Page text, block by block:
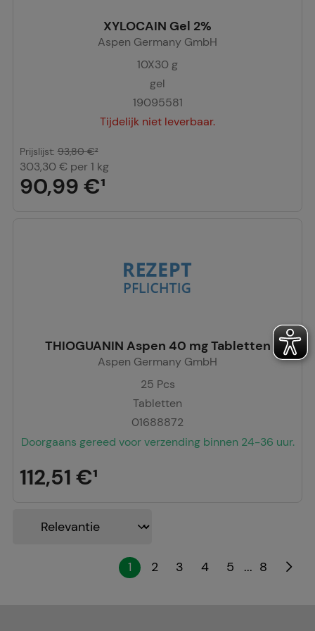
XYLOCAIN Gel 2%
Aspen Germany GmbH
10X30 g
gel
19095581
Tijdelijk niet leverbaar.
90,99 €¹
Prijslijst: 93,80 €²
303,30 € per 1 kg
THIOGUANIN Aspen 40 mg Tabletten
Aspen Germany GmbH
25 Pcs
Tabletten
01688872
Doorgaans gereed voor verzending binnen 24-36 uur.
112,51 €¹
1 2 3 4 5 ... 8